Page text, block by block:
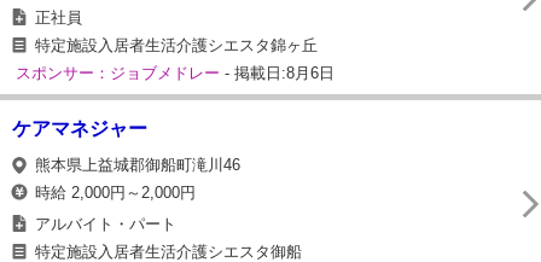
正社員
特定施設入居者生活介護シエスタ錦ヶ丘
スポンサー：ジョブメドレー - 掲載日:8月6日
ケアマネジャー
熊本県上益城郡御船町滝川46
時給 2,000円～2,000円
アルバイト・パート
特定施設入居者生活介護シエスタ御船